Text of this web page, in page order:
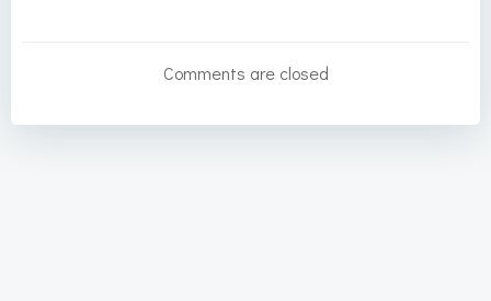
navigation
navigation
Comments are closed